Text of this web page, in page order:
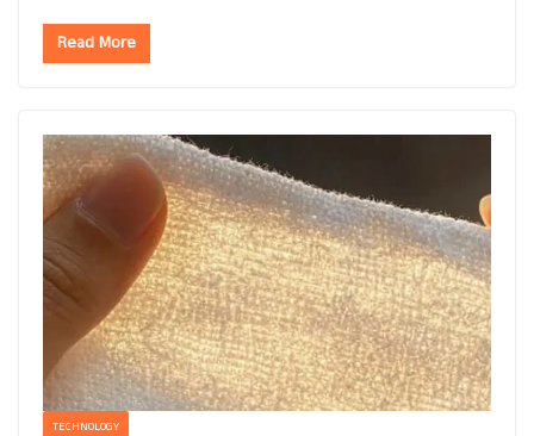
Read More
TECHNOLOGY